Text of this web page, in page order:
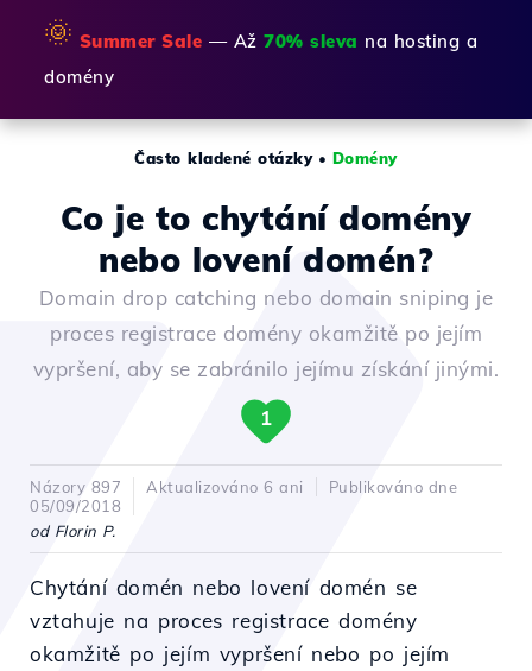
🌞 Summer Sale — Až 70% sleva na hosting a
domény
Často kladené otázky• Domény
Co je to chytání domény
nebo lovení domén?
Domain drop catching nebo domain sniping je
proces registrace domény okamžitě po jejím
vypršení, aby se zabránilo jejímu získání jinými.
1
Názory 897 Aktualizováno 6 ani
Publikováno dne
05/09/2018
od Florin P.
Chytání domén nebo lovení domén se
vztahuje na proces registrace domény
okamžitě po jejím vypršení nebo po jejím